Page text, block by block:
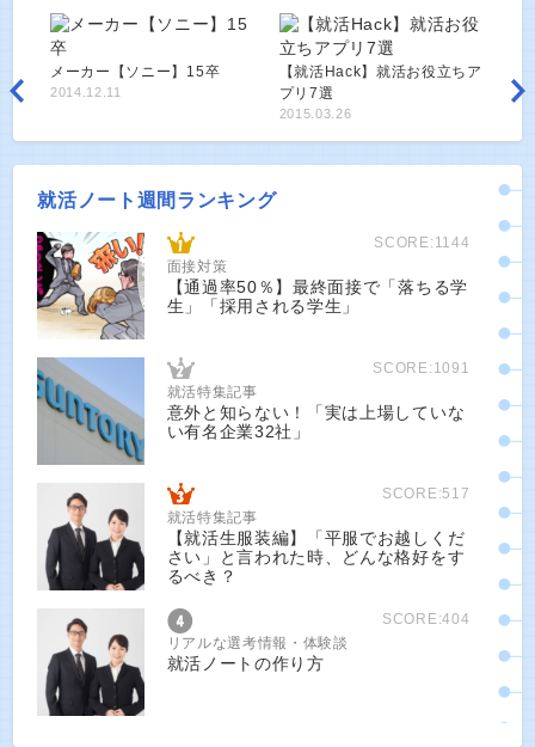
メーカー【ソニー】15卒
2014.12.11
【就活Hack】就活お役立ちア
プリ7選
2015.03.26
就活ノート週間ランキング
SCORE:1144
面接対策
【通過率50％】最終面接で「落ちる学
生」「採用される学生」
SCORE:1091
就活特集記事
意外と知らない！「実は上場していな
い有名企業32社」
SCORE:517
就活特集記事
【就活生服装編】「平服でお越しくだ
さい」と言われた時、どんな格好をす
るべき？
SCORE:404
リアルな選考情報・体験談
就活ノートの作り方